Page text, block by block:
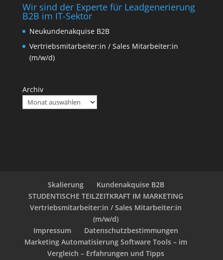
Wir sind der Experte für Leadgenerierung
B2B im IT-Sektor
Neukundenakquise B2B
Vertriebsmitarbeiter:in / Sales Mitarbeiter:in
(m/w/d)
Archiv
Skalierung
Kundenakquise B2B
STUDENTISCHE TEILZEITKRAFT IM MARKETING
Vertriebsmitarbeiter:in / Sales Mitarbeiter:in
(m/w/d)
Impressum
Datenschutzbestimmungen
Marketing Automatisierung Software Tools – im
Vergleich – Erfahrungen und Tipps